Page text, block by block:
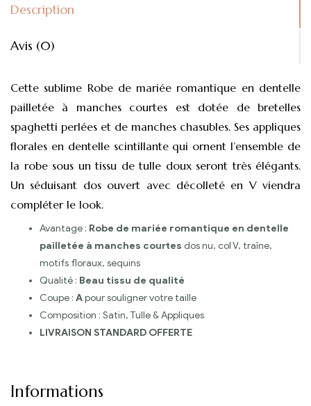
Description
Avis (0)
Cette sublime Robe de mariée romantique en dentelle
pailletée à manches courtes est dotée de bretelles
spaghetti perlées et de manches chasubles. Ses appliques
florales en dentelle scintillante qui ornent l’ensemble de
la robe sous un tissu de tulle doux seront très élégants.
Un séduisant dos ouvert avec décolleté en V viendra
compléter le look.
Avantage : Robe de mariée romantique en dentelle
pailletée à manches courtes dos nu, col V, traîne,
motifs floraux, sequins
Qualité : Beau tissu de qualité
Coupe : Apour souligner votre taille
Composition : Satin, Tulle & Appliques
LIVRAISON STANDARD OFFERTE
Informations